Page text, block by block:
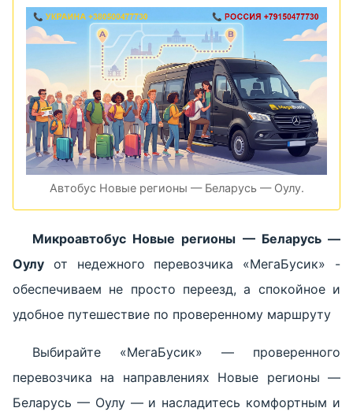
Автобус Новые регионы — Беларусь — Оулу.
Микроавтобус Новые регионы — Беларусь —
Оулу от недежного перевозчика «МегаБусик» -
обеспечиваем не просто переезд, а спокойное и
удобное путешествие по проверенному маршруту
Выбирайте «МегаБусик» — проверенного
перевозчика на направлениях Новые регионы —
Беларусь — Оулу — и насладитесь комфортным и